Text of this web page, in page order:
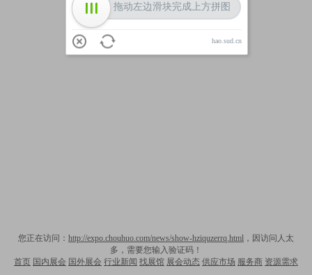
您正在访问： http://expo.chouhuo.com/news/show-hziquzerrq.html ，因访问人太
多，需要您输入验证码！
首页 国内展会 国外展会 行业新闻 找展馆 展会动态 供应市场 服务商 资源需求
拖动左边滑块完成上方拼图
hao.sud.cn